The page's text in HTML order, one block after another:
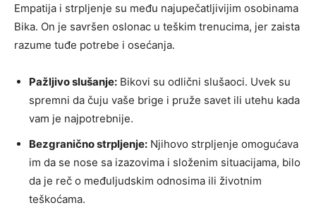
Empatija i strpljenje su među najupečatljivijim osobinama
Bika. On je savršen oslonac u teškim trenucima, jer zaista
razume tuđe potrebe i osećanja.
Pažljivo slušanje: Bikovi su odlični slušaoci. Uvek su
spremni da čuju vaše brige i pruže savet ili utehu kada
vam je najpotrebnije.
Bezgranično strpljenje: Njihovo strpljenje omogućava
im da se nose sa izazovima i složenim situacijama, bilo
da je reč o međuljudskim odnosima ili životnim
teškoćama.